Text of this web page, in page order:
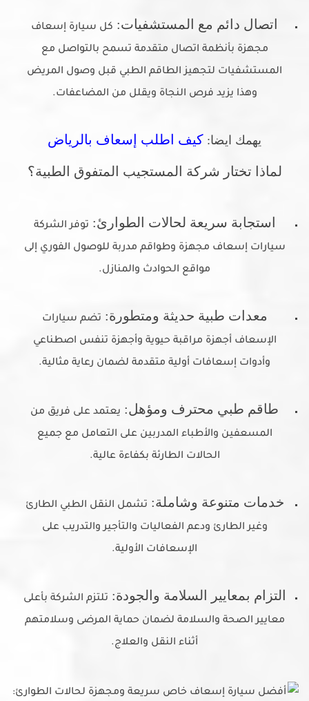
اتصال دائم مع المستشفيات: كل سيارة إسعاف
مجهزة بأنظمة اتصال متقدمة تسمح بالتواصل مع
المستشفيات لتجهيز الطاقم الطبي قبل وصول المريض
وهذا يزيد فرص النجاة ويقلل من المضاعفات.
يهمك ايضا: كيف اطلب إسعاف بالرياض
لماذا تختار شركة المستجيب المتفوق الطبية؟
استجابة سريعة لحالات الطوارئ: توفر الشركة
سيارات إسعاف مجهزة وطواقم مدربة للوصول الفوري إلى
مواقع الحوادث والمنازل.
معدات طبية حديثة ومتطورة: تضم سيارات
الإسعاف أجهزة مراقبة حيوية وأجهزة تنفس اصطناعي
وأدوات إسعافات أولية متقدمة لضمان رعاية مثالية.
طاقم طبي محترف ومؤهل: يعتمد على فريق من
المسعفين والأطباء المدربين على التعامل مع جميع
الحالات الطارئة بكفاءة عالية.
خدمات متنوعة وشاملة: تشمل النقل الطبي الطارئ
وغير الطارئ ودعم الفعاليات والتأجير والتدريب على
الإسعافات الأولية.
التزام بمعايير السلامة والجودة: تلتزم الشركة بأعلى
معايير الصحة والسلامة لضمان حماية المرضى وسلامتهم
أثناء النقل والعلاج.